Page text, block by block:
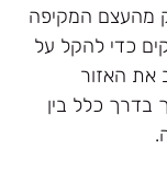
מהעצם המקיפה
כדי להקל על
את האזור
בדרך כלל בין